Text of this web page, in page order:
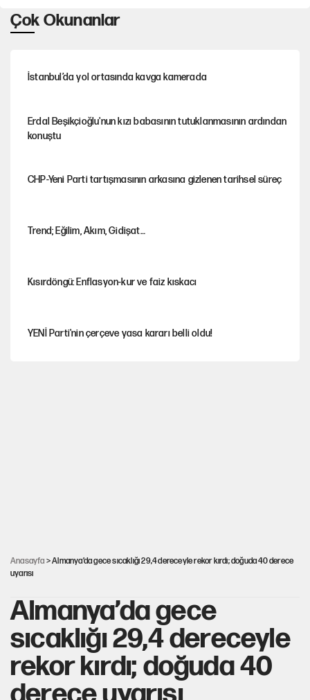
Çok Okunanlar
İstanbul’da yol ortasında kavga kamerada
Erdal Beşikçioğlu'nun kızı babasının tutuklanmasının ardından
konuştu
CHP-Yeni Parti tartışmasının arkasına gizlenen tarihsel süreç
Trend; Eğilim, Akım, Gidişat…
Kısırdöngü: Enflasyon-kur ve faiz kıskacı
YENİ Parti'nin çerçeve yasa kararı belli oldu!
Anasayfa > Almanya’da gece sıcaklığı 29,4 dereceyle rekor kırdı; doğuda 40 derece
uyarısı
Almanya’da gece
sıcaklığı 29,4 dereceyle
rekor kırdı; doğuda 40